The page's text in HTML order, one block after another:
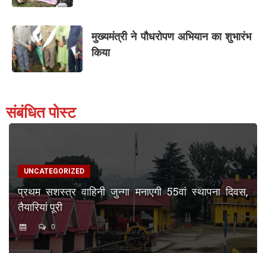
मुख्यमंत्री ने पौधरोपण अभियान का शुभारंभ
किया
संबंधित पोस्ट
UNCATEGORIZED
प्रथम सशस्त्र वाहिनी जुन्गा मनाएगी 55वां स्थापना दिवस,
तैयारियां पूरी
0